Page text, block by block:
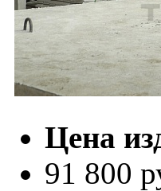
Цена
91 800